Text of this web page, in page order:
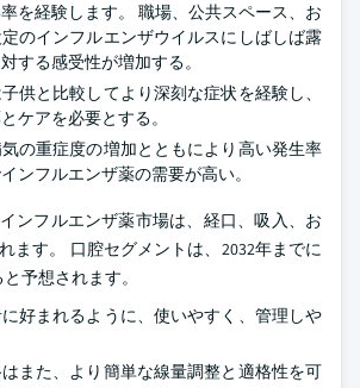
を経験します。 職場、公共スペース、お
のインフルエンザウイルスにしばしば露
する感受性が増加する。
供と比較してより深刻な症状を経験し、
ケアを必要とする。
の重症度の増加とともにより高い発生率
ンフルエンザ薬の需要が高い。
ンフルエンザ薬市場は、経口、吸入、お
ます。 口腔セグメントは、2032年までに
予想されます。
好まれるように、使いやすく、管理しや
また、より簡単な線量調整と適格性を可